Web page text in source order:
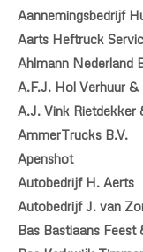
Aannemingsbedrijf
Aarts Heftruck
Ahlmann Nederland
A.F.J. Hol Verhuur &
A.J. Vink Rietdekker
AmmerTrucks B.V.
Apenshot
Autobedrijf H. Aerts
Autobedrijf J. van
Bas Bastiaans Feest